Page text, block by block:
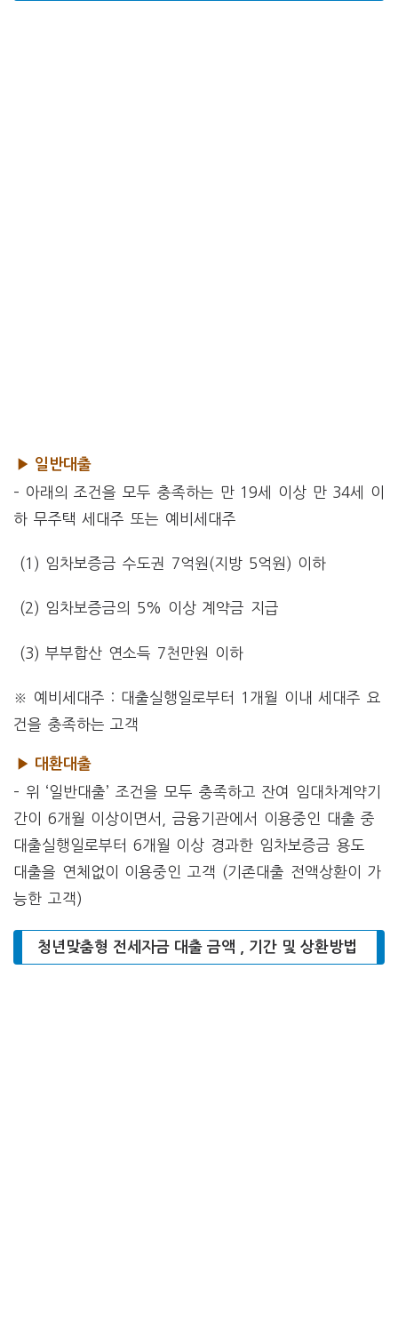
▶ 일반대출
– 아래의 조건을 모두 충족하는 만 19세 이상 만 34세 이
하 무주택 세대주 또는 예비세대주
(1) 임차보증금 수도권 7억원(지방 5억원) 이하
(2) 임차보증금의 5% 이상 계약금 지급
(3) 부부합산 연소득 7천만원 이하
※ 예비세대주 : 대출실행일로부터 1개월 이내 세대주 요
건을 충족하는 고객
▶ 대환대출
– 위 ‘일반대출’ 조건을 모두 충족하고 잔여 임대차계약기
간이 6개월 이상이면서, 금융기관에서 이용중인 대출 중
대출실행일로부터 6개월 이상 경과한 임차보증금 용도
대출을 연체없이 이용중인 고객 (기존대출 전액상환이 가
능한 고객)
청년맞춤형 전세자금 대출 금액 , 기간 및 상환방법